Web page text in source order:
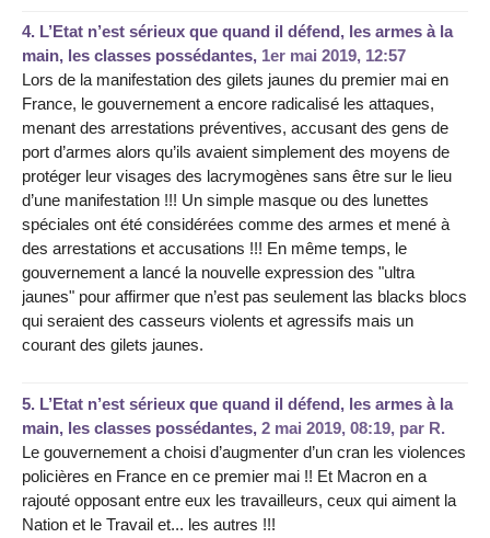
4. L’Etat n’est sérieux que quand il défend, les armes à la
main, les classes possédantes, 1er mai 2019, 12:57
Lors de la manifestation des gilets jaunes du premier mai en
France, le gouvernement a encore radicalisé les attaques,
menant des arrestations préventives, accusant des gens de
port d’armes alors qu’ils avaient simplement des moyens de
protéger leur visages des lacrymogènes sans être sur le lieu
d’une manifestation !!! Un simple masque ou des lunettes
spéciales ont été considérées comme des armes et mené à
des arrestations et accusations !!! En même temps, le
gouvernement a lancé la nouvelle expression des "ultra
jaunes" pour affirmer que n’est pas seulement las blacks blocs
qui seraient des casseurs violents et agressifs mais un
courant des gilets jaunes.
5. L’Etat n’est sérieux que quand il défend, les armes à la
main, les classes possédantes, 2 mai 2019, 08:19, par R.
Le gouvernement a choisi d’augmenter d’un cran les violences
policières en France en ce premier mai !! Et Macron en a
rajouté opposant entre eux les travailleurs, ceux qui aiment la
Nation et le Travail et... les autres !!!